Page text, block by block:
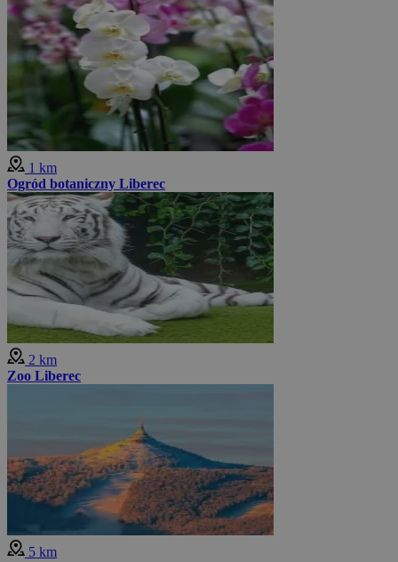
1 km
Ogród botaniczny Liberec
2 km
Zoo Liberec
5 km